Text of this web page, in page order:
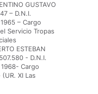
GUSTAVO
– D.N.I.
– Cargo
Servicio Tropas
ESTEBAN
- D.N.I.
Cargo
XI Las